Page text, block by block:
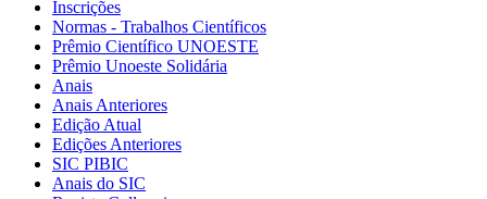
Inscrições
Normas - Trabalhos Científicos
Prêmio Científico UNOESTE
Prêmio Unoeste Solidária
Anais
Anais Anteriores
Edição Atual
Edições Anteriores
SIC PIBIC
Anais do SIC